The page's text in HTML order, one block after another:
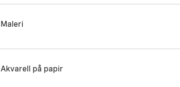
Maleri
Akvarell på papir